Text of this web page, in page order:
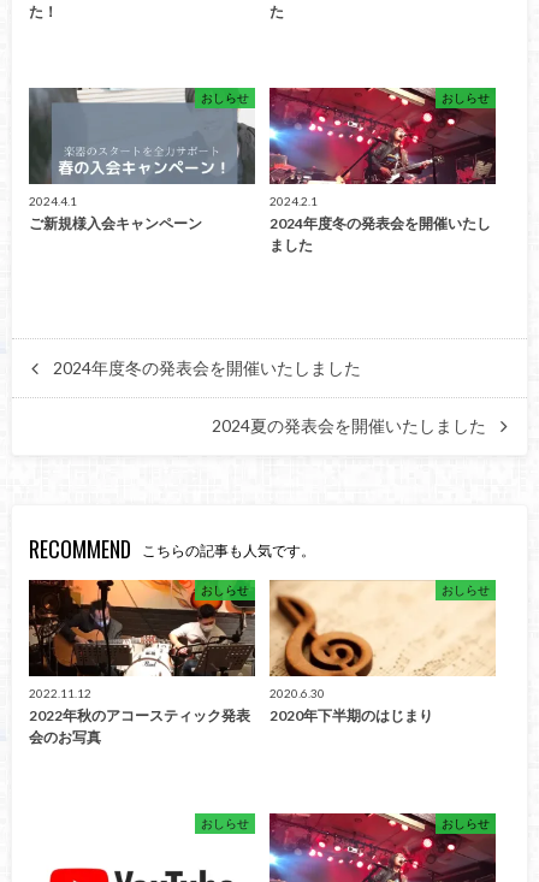
た！ た
おしらせ
2024.4.1
ご新規様入会キャンペーン
おしらせ
2024.2.1
2024年度冬の発表会を開催いたし
ました
2024年度冬の発表会を開催いたしました
2024夏の発表会を開催いたしました
RECOMMEND こちらの記事も人気です。
おしらせ
2022.11.12
2022年秋のアコースティック発表
会のお写真
おしらせ
2020.6.30
2020年下半期のはじまり
おしらせ おしらせ